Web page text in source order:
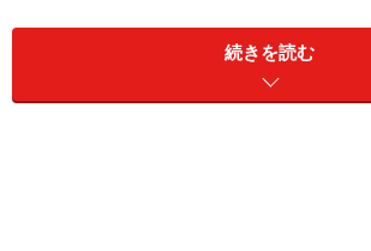
続きを読む